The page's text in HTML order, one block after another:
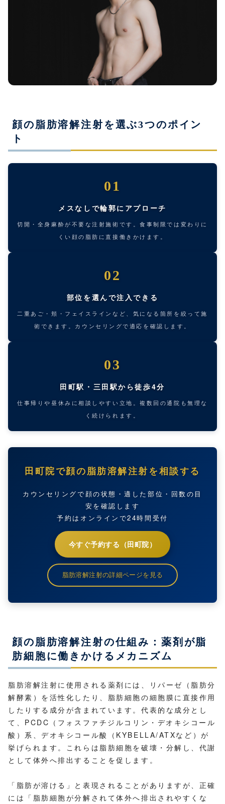
顔の脂肪溶解注射を選ぶ3つのポイン
ト
01
メスなしで輪郭にアプローチ
切開・全身麻酔が不要な注射施術です。食事制限では変わりに
くい顔の脂肪に直接働きかけます。
02
部位を選んで注入できる
二重あご・頬・フェイスラインなど、気になる箇所を絞って施
術できます。カウンセリングで適応を確認します。
03
田町駅・三田駅から徒歩4分
仕事帰りや昼休みに相談しやすい立地。複数回の通院も無理な
く続けられます。
田町院で顔の脂肪溶解注射を相談する
カウンセリングで顔の状態・適した部位・回数の目
安を確認します
予約はオンラインで24時間受付
今すぐ予約する（田町院）
脂肪溶解注射の詳細ページを見る
顔の脂肪溶解注射の仕組み：薬剤が脂
肪細胞に働きかけるメカニズム
脂肪溶解注射に使用される薬剤には、リパーゼ（脂肪分
解酵素）を活性化したり、脂肪細胞の細胞膜に直接作用
したりする成分が含まれています。代表的な成分とし
て、PCDC（フォスファチジルコリン・デオキシコール
酸）系、デオキシコール酸（KYBELLA/ATXなど）が
挙げられます。これらは脂肪細胞を破壊・分解し、代謝
として体外へ排出することを促します。
「脂肪が溶ける」と表現されることがありますが、正確
には「脂肪細胞が分解されて体外へ排出されやすくな